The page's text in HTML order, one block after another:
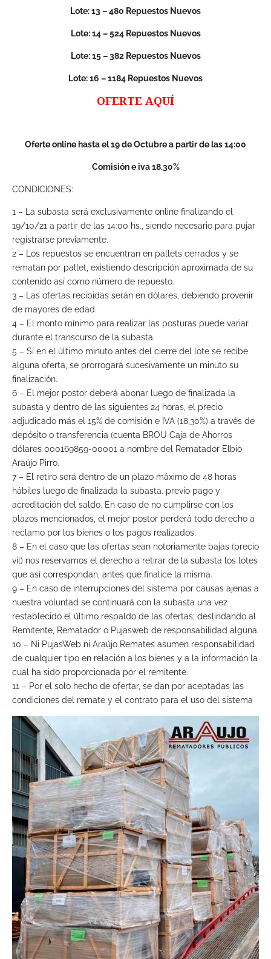
Lote: 13 – 480 Repuestos Nuevos
Lote: 14 – 524 Repuestos Nuevos
Lote: 15 – 382 Repuestos Nuevos
Lote: 16 – 1184 Repuestos Nuevos
OFERTE AQUÍ
Oferte online hasta el 19 de Octubre a partir de las 14:00
Comisión e iva 18.30%
CONDICIONES:
1 – La subasta será exclusivamente online finalizando el
19/10/21 a partir de las 14:00 hs., siendo necesario para pujar
registrarse previamente.
2 – Los repuestos se encuentran en pallets cerrados y se
rematan por pallet, existiendo descripción aproximada de su
contenido así como número de repuesto.
3 – Las ofertas recibidas serán en dólares, debiendo provenir
de mayores de edad.
4 – El monto mínimo para realizar las posturas puede variar
durante el transcurso de la subasta.
5 – Si en el último minuto antes del cierre del lote se recibe
alguna oferta, se prorrogará sucesivamente un minuto su
finalización.
6 – El mejor postor deberá abonar luego de finalizada la
subasta y dentro de las siguientes 24 horas, el precio
adjudicado más el 15% de comisión e IVA (18,30%) a través de
depósito o transferencia (cuenta BROU Caja de Ahorros
dólares 000169859-00001 a nombre del Rematador Elbio
Araújo Pirro.
7 – El retiro será dentro de un plazo máximo de 48 horas
hábiles luego de finalizada la subasta. previo pago y
acreditación del saldo. En caso de no cumplirse con los
plazos mencionados, el mejor postor perderá todo derecho a
reclamo por los bienes o los pagos realizados.
8 – En el caso que las ofertas sean notoriamente bajas (precio
vil) nos reservamos el derecho a retirar de la subasta los lotes
que así correspondan, antes que finalice la misma.
9 – En caso de interrupciones del sistema por causas ajenas a
nuestra voluntad se continuará con la subasta una vez
restablecido el último respaldo de las ofertas; deslindando al
Remitente, Rematador o Pujasweb de responsabilidad alguna.
10 – Ni PujasWeb ni Araújo Remates asumen responsabilidad
de cualquier tipo en relación a los bienes y a la información la
cual ha sido proporcionada por el remitente.
11 – Por el solo hecho de ofertar, se dan por aceptadas las
condiciones del remate y el contrato para el uso del sistema